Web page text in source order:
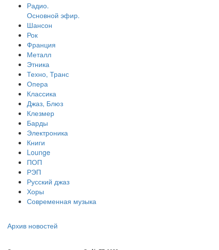
Радио.
Основной эфир.
Шансон
Рок
Франция
Металл
Этника
Техно, Транс
Опера
Классика
Джаз, Блюз
Клезмер
Барды
Электроника
Книги
Lounge
ПОП
РЭП
Русский джаз
Хоры
Современная музыка
Архив новостей